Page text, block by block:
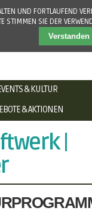
& KULTUR
& AKTIONEN
|
UND FORTLAUFEND
STIMMEN SIE DER
Verstanden